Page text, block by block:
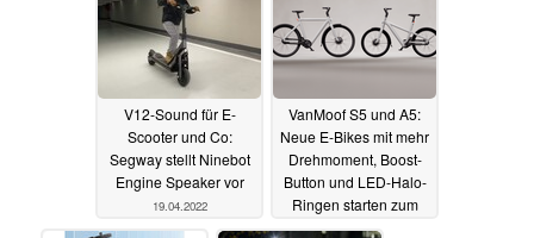
V12-Sound für E-
Scooter und Co:
Segway stellt Ninebot
Engine Speaker vor
19.04.2022
VanMoof S5 und A5:
Neue E-Bikes mit mehr
Drehmoment, Boost-
Button und LED-Halo-
Ringen starten zum
Einführungspreis